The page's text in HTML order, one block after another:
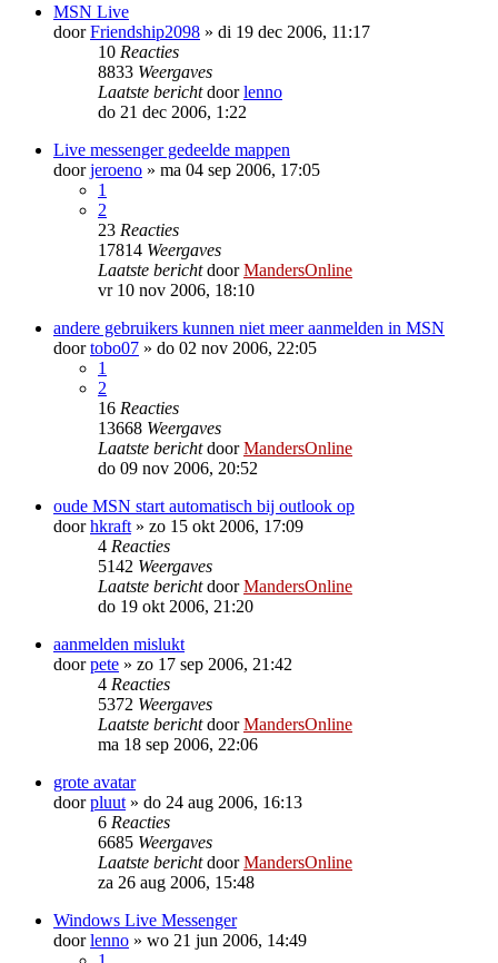
MSN Live
doorFriendship2098 » di 19 dec 2006, 11:17
10 Reacties
8833 Weergaves
Laatste berichtdoorlenno
do 21 dec 2006, 1:22
Live messenger gedeelde mappen
doorjeroeno » ma 04 sep 2006, 17:05
1
2
23 Reacties
17814 Weergaves
Laatste berichtdoorMandersOnline
vr 10 nov 2006, 18:10
andere gebruikers kunnen niet meer aanmelden in MSN
doortobo07 » do 02 nov 2006, 22:05
1
2
16 Reacties
13668 Weergaves
Laatste berichtdoorMandersOnline
do 09 nov 2006, 20:52
oude MSN start automatisch bij outlook op
doorhkraft » zo 15 okt 2006, 17:09
4 Reacties
5142 Weergaves
Laatste berichtdoorMandersOnline
do 19 okt 2006, 21:20
aanmelden mislukt
doorpete » zo 17 sep 2006, 21:42
4 Reacties
5372 Weergaves
Laatste berichtdoorMandersOnline
ma 18 sep 2006, 22:06
grote avatar
doorpluut » do 24 aug 2006, 16:13
6 Reacties
6685 Weergaves
Laatste berichtdoorMandersOnline
za 26 aug 2006, 15:48
Windows Live Messenger
doorlenno » wo 21 jun 2006, 14:49